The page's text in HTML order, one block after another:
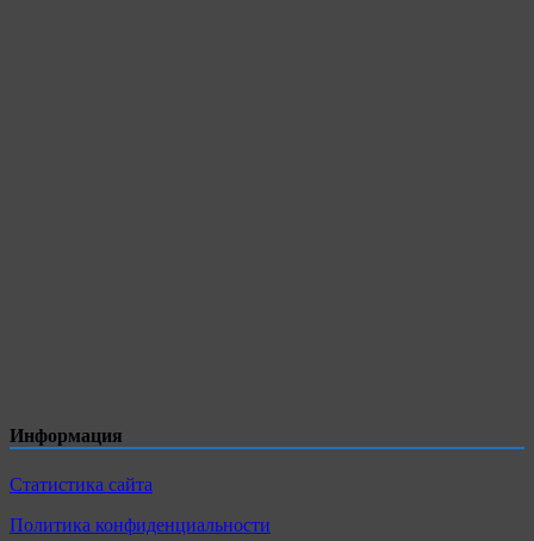
Информация
Статистика сайта
Политика конфиденциальности